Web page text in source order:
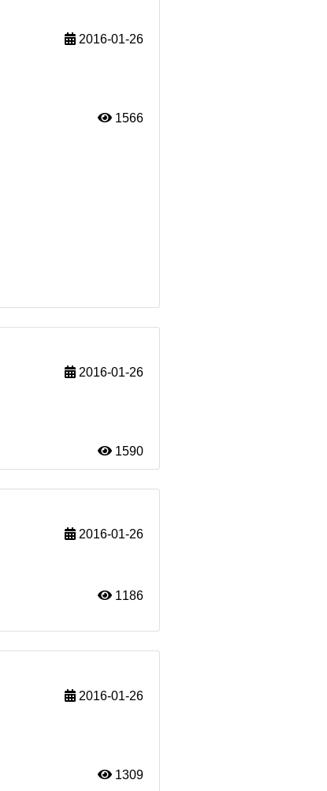
2016-01-26
1566
2016-01-26
1590
2016-01-26
1186
2016-01-26
1309